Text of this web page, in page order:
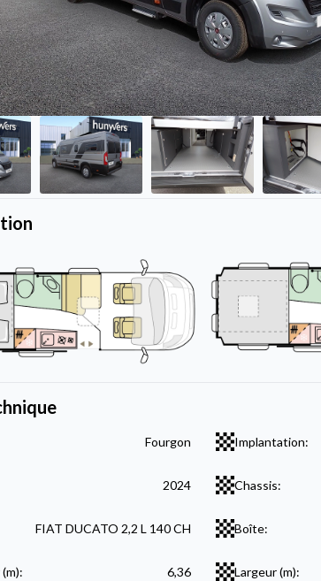
Fourgon Implantation:
2024 Chassis:
FIAT DUCATO 2,2 L 140 CH Boîte:
6,36 Largeur (m):